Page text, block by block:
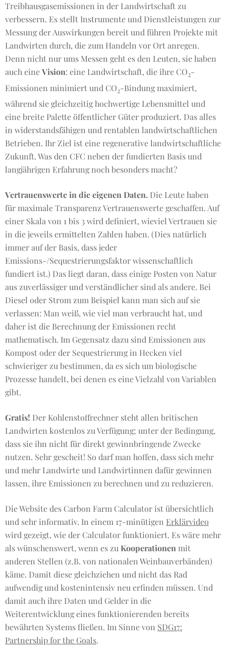
Treibhausgasemissionen in der Landwirtschaft zu
verbessern. Es stellt Instrumente und Dienstleistungen zur
Messung der Auswirkungen bereit und führen Projekte mit
Landwirten durch, die zum Handeln vor Ort anregen.
Denn nicht nur ums Messen geht es den Leuten, sie haben
auch eineVision: eine Landwirtschaft, die ihre CO2-
Emissionen minimiert und CO2-Bindung maximiert,
während sie gleichzeitig hochwertige Lebensmittel und
eine breite Palette öffentlicher Güter produziert. Das alles
in widerstandsfähigen und rentablen landwirtschaftlichen
Betrieben. Ihr Ziel ist eine regenerative landwirtschaftliche
Zukunft. Was den CFC neben der fundierten Basis und
langjährigen Erfahrung noch besonders macht?
Vertrauenswerte in die eigenen Daten. Die Leute haben
für maximale Transparenz Vertrauenswerte geschaffen. Auf
einer Skala von 1 bis 3 wird definiert, wieviel Vertrauen sie
in die jeweils ermittelten Zahlen haben. (Dies natürlich
immer auf der Basis, dass jeder
Emissions-/Sequestrierungsfaktor wissenschaftlich
fundiert ist.) Das liegt daran, dass einige Posten von Natur
aus zuverlässiger und verständlicher sind als andere. Bei
Diesel oder Strom zum Beispiel kann man sich auf sie
verlassen: Man weiß, wie viel man verbraucht hat, und
daher ist die Berechnung der Emissionen recht
mathematisch. Im Gegensatz dazu sind Emissionen aus
Kompost oder der Sequestrierung in Hecken viel
schwieriger zu bestimmen, da es sich um biologische
Prozesse handelt, bei denen es eine Vielzahl von Variablen
gibt.
Gratis! Der Kohlenstoffrechner steht allen britischen
Landwirten kostenlos zu Verfügung; unter der Bedingung,
dass sie ihn nicht für direkt gewinnbringende Zwecke
nutzen. Sehr gescheit! So darf man hoffen, dass sich mehr
und mehr Landwirte und Landwirtinnen dafür gewinnen
lassen, ihre Emissionen zu berechnen und zu reduzieren.
Die Website des Carbon Farm Calculator ist übersichtlich
und sehr informativ. In einem 17-minütigen Erklärvideo
wird gezeigt, wie der Calculator funktioniert. Es wäre mehr
als wünschenswert, wenn es zu Kooperationen mit
anderen Stellen (z.B. von nationalen Weinbauverbänden)
käme. Damit diese gleichziehen und nicht das Rad
aufwendig und kostenintensiv neu erfinden müssen. Und
damit auch ihre Daten und Gelder in die
Weiterentwicklung eines funktionierenden bereits
bewährten Systems fließen. Im Sinne von SDG17:
Partnership for the Goals.